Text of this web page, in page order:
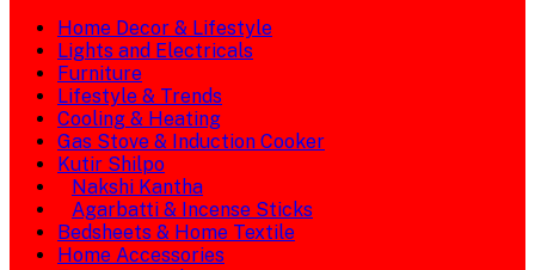
Home Decor & Lifestyle
Lights and Electricals
Furniture
Lifestyle & Trends
Cooling & Heating
Gas Stove & Induction Cooker
Kutir Shilpo
Nakshi Kantha
Agarbatti & Incense Sticks
Bedsheets & Home Textile
Home Accessories